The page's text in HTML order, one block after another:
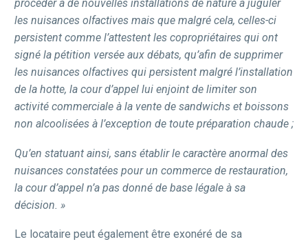
procéder à de nouvelles installations de nature à juguler
les nuisances olfactives mais que malgré cela, celles-ci
persistent comme l’attestent les copropriétaires qui ont
signé la pétition versée aux débats, qu’afin de supprimer
les nuisances olfactives qui persistent malgré l’installation
de la hotte, la cour d’appel lui enjoint de limiter son
activité commerciale à la vente de sandwichs et boissons
non alcoolisées à l’exception de toute préparation chaude ;
Qu’en statuant ainsi, sans établir le caractère anormal des
nuisances constatées pour un commerce de restauration,
la cour d’appel n’a pas donné de base légale à sa
décision. »
Le locataire peut également être exonéré de sa